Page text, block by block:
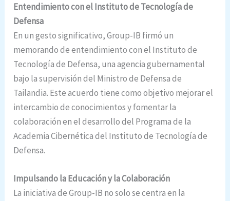
Entendimiento con el Instituto de Tecnología de
Defensa
En un gesto significativo, Group-IB firmó un
memorando de entendimiento con el Instituto de
Tecnología de Defensa, una agencia gubernamental
bajo la supervisión del Ministro de Defensa de
Tailandia. Este acuerdo tiene como objetivo mejorar el
intercambio de conocimientos y fomentar la
colaboración en el desarrollo del Programa de la
Academia Cibernética del Instituto de Tecnología de
Defensa.
Impulsando la Educación y la Colaboración
La iniciativa de Group-IB no solo se centra en la